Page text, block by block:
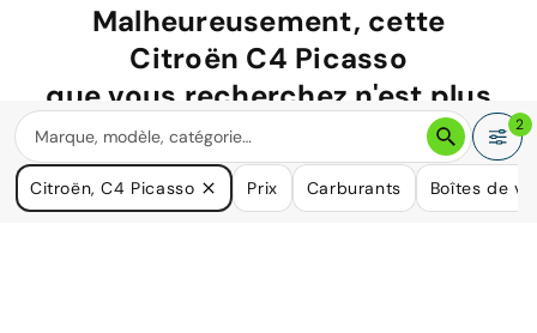
Malheureusement, cette
Citroën C4 Picasso
que vous recherchez n'est plus
disponible.
Nous avons de nombreuses voitures qui pourraient répondre
à vos besoins.
2
Citroën, C4 Picasso Prix Carburants Boîtes de